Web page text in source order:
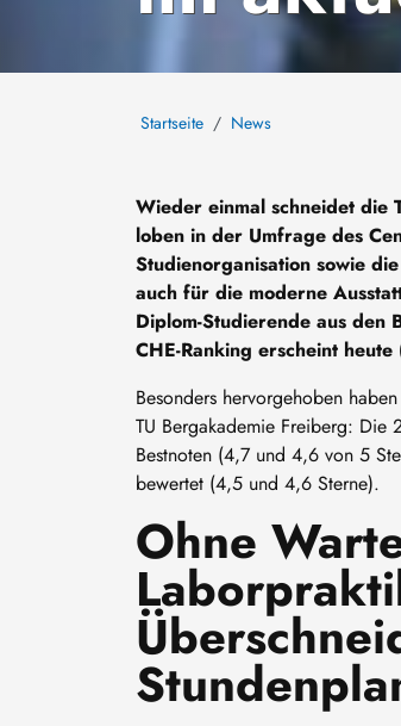
Startseite News
Wieder einmal schneidet die
loben in der Umfrage des
Studienorganisation sowie
auch für die moderne
Diplom-Studierende aus den
CHE-Ranking erscheint
Besonders hervorgehoben
TU Bergakademie Freiberg: Die
Bestnoten (4,7 und 4,6 von 5
bewertet (4,5 und 4,6 Sterne).
Ohne